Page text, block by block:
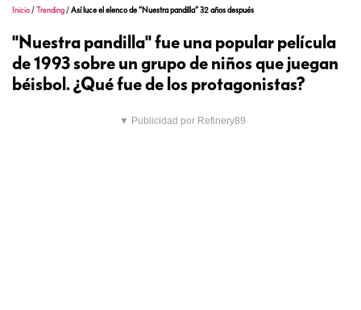
Inicio /Trending /Así luce el elenco de “Nuestra pandilla” 32 años después
"Nuestra pandilla" fue una popular película
de 1993 sobre un grupo de niños que juegan
béisbol. ¿Qué fue de los protagonistas?
▼ Publicidad por Refinery89